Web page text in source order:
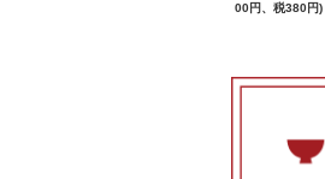
00円、税380円)